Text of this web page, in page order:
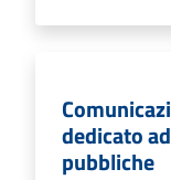
dedicato
pubbliche